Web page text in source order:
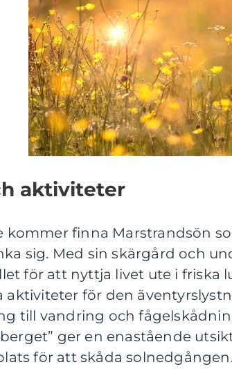
aktiviteter
kommer finna Marstrandsön
sig. Med sin skärgård och
för att nyttja livet ute i friska
aktiviteter för den
till vandring och
ger en enastående
för att skåda solnedgången.